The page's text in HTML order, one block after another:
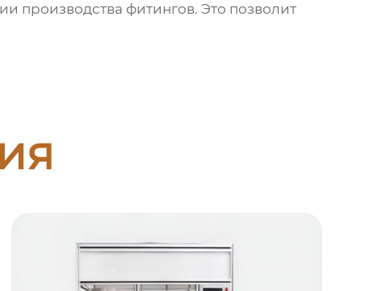
производства фитингов. Это позволит